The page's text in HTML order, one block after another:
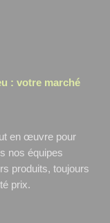
: votre marché
en œuvre pour
nos équipes
produits, toujours
prix.